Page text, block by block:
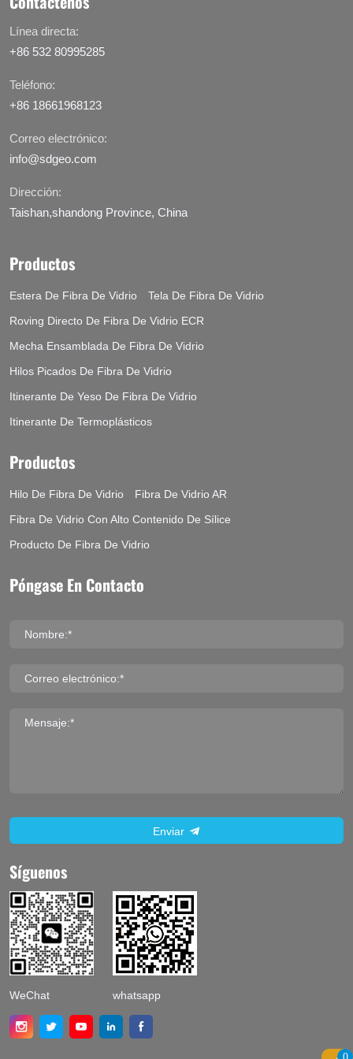
Línea directa:
+86 532 80995285
Teléfono:
+86 18661968123
Correo electrónico:
info@sdgeo.com
Dirección:
Taishan,shandong Province, China
Productos
Estera De Fibra De Vidrio
Tela De Fibra De Vidrio
Roving Directo De Fibra De Vidrio ECR
Mecha Ensamblada De Fibra De Vidrio
Hilos Picados De Fibra De Vidrio
Itinerante De Yeso De Fibra De Vidrio
Itinerante De Termoplásticos
Productos
Hilo De Fibra De Vidrio
Fibra De Vidrio AR
Fibra De Vidrio Con Alto Contenido De Sílice
Producto De Fibra De Vidrio
Póngase En Contacto
Nombre:*
Correo electrónico:*
Mensaje:*
Enviar
Síguenos
WeChat whatsapp
0